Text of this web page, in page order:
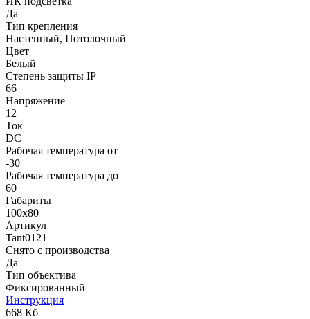
Да
Тип крепления
Настенный, Потолочный
Цвет
Белый
Степень защиты IP
66
Напряжение
12
Ток
DC
Рабочая температура от
-30
Рабочая температура до
60
Габариты
100х80
Артикул
Tant0121
Снято с производства
Да
Тип объектива
Фиксированный
Инструкция
668 Кб